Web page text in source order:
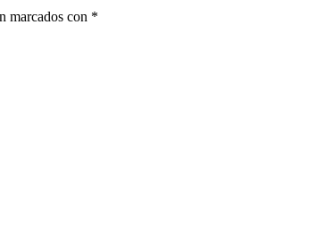
marcados con *